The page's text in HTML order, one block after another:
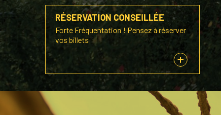
RÉSERVATION CONSEILLÉE
Forte Fréquentation ! Pensez à réserver
vos billets